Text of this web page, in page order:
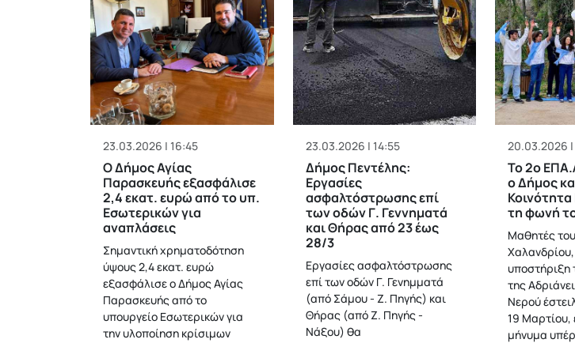
23.03.2026 | 16:45
Ο Δήμος Αγίας
Παρασκευής εξασφάλισε
2,4 εκατ. ευρώ από το υπ.
Εσωτερικών για
αναπλάσεις
Σημαντική χρηματοδότηση
ύψους 2,4 εκατ. ευρώ
εξασφάλισε ο Δήμος Αγίας
Παρασκευής από το
υπουργείο Εσωτερικών για
την υλοποίηση κρίσιμων
23.03.2026 | 14:55
Δήμος Πεντέλης:
Εργασίες
ασφαλτόστρωσης επί
των οδών Γ. Γεννηματά
και Θήρας από 23 έως
28/3
Εργασίες ασφαλτόστρωσης
επί των οδών Γ. Γενημματά
(από Σάμου - Ζ. Πηγής) και
Θήρας (από Ζ. Πηγής -
Νάξου) θα
20.03.2026 |
Το 2ο
ο Δήμος
τη φωνή
Μαθητές
υποστήριξη
της
Νερού
19 Μαρτίου,
μήνυμα